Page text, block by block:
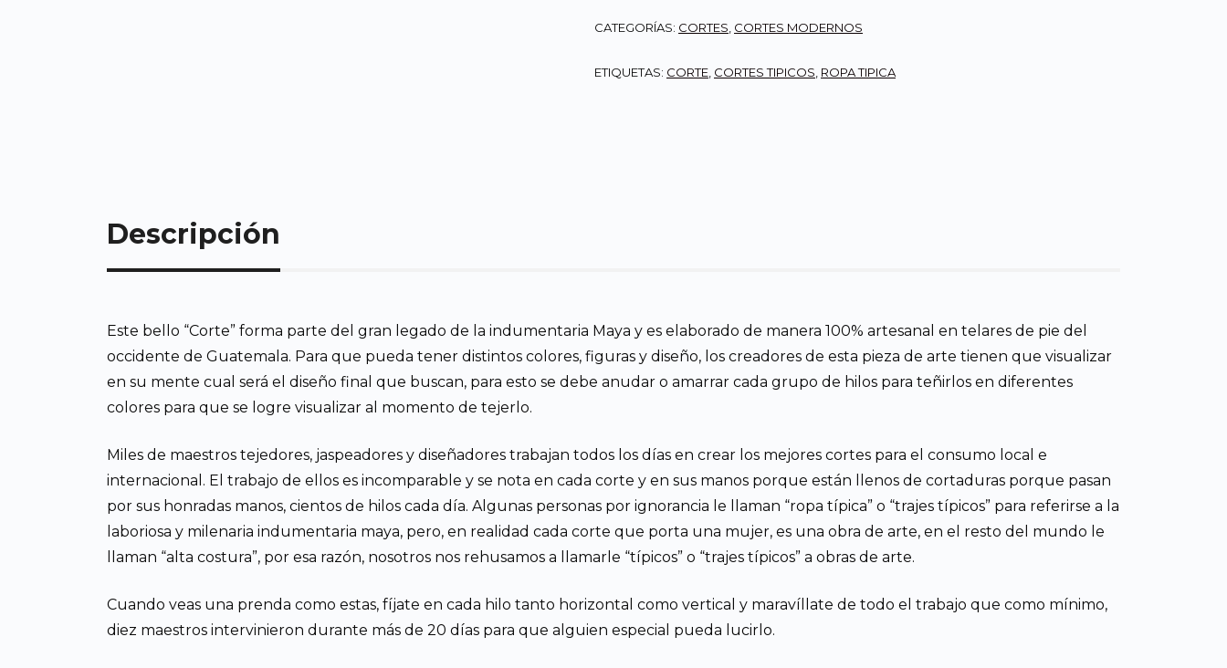
CATEGORÍAS: CORTES CORTES MODERNOS
ETIQUETAS: CORTE CORTES TIPICOS ROPA TIPICA
Descripción
Este bello “Corte” forma parte del gran legado de la indumentaria Maya y es elaborado de manera 100% artesanal en telares de pie del
occidente de Guatemala. Para que pueda tener distintos colores, figuras y diseño, los creadores de esta pieza de arte tienen que visualizar
en su mente cual será el diseño final que buscan, para esto se debe anudar o amarrar cada grupo de hilos para teñirlos en diferentes
colores para que se logre visualizar al momento de tejerlo.
Miles de maestros tejedores, jaspeadores y diseñadores trabajan todos los días en crear los mejores cortes para el consumo local e
internacional. El trabajo de ellos es incomparable y se nota en cada corte y en sus manos porque están llenos de cortaduras porque pasan
por sus honradas manos, cientos de hilos cada día. Algunas personas por ignorancia le llaman “ropa típica” o “trajes típicos” para referirse a la
laboriosa y milenaria indumentaria maya, pero, en realidad cada corte que porta una mujer, es una obra de arte, en el resto del mundo le
llaman “alta costura”, por esa razón, nosotros nos rehusamos a llamarle “típicos” o “trajes típicos” a obras de arte.
Cuando veas una prenda como estas, fíjate en cada hilo tanto horizontal como vertical y maravíllate de todo el trabajo que como mínimo,
diez maestros intervinieron durante más de 20 días para que alguien especial pueda lucirlo.